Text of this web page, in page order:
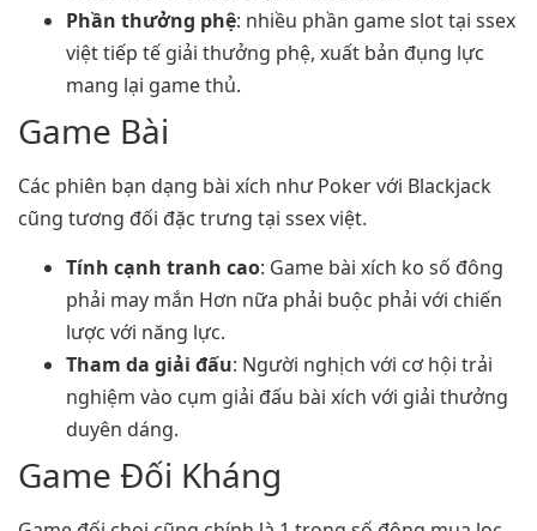
Phần thưởng phệ: nhiều phần game slot tại ssex
việt tiếp tế giải thưởng phệ, xuất bản đụng lực
mang lại game thủ.
Game Bài
Các phiên bạn dạng bài xích như Poker với Blackjack
cũng tương đối đặc trưng tại ssex việt.
Tính cạnh tranh cao: Game bài xích ko số đông
phải may mắn Hơn nữa phải buộc phải với chiến
lược với năng lực.
Tham da giải đấu: Người nghịch với cơ hội trải
nghiệm vào cụm giải đấu bài xích với giải thưởng
duyên dáng.
Game Đối Kháng